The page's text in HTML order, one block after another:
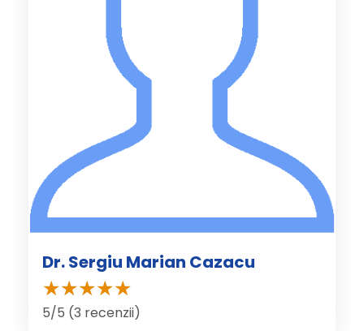
Dr. Sergiu Marian Cazacu
5/5 (3 recenzii)